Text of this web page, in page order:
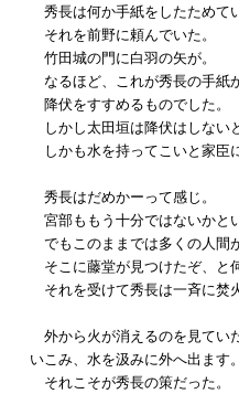
秀長は何か手紙をしたためて
それを前野に頼んでいた。
竹田城の門に白羽の矢が。
なるほど、これが秀長の手紙か
降伏をすすめるものでした。
しかし太田垣は降伏はしないと
しかも水を持ってこいと家臣
秀長はだめかーって感じ。
宮部ももう十分ではないかとい
でもこのままでは多くの人間
そこに藤堂が見つけたぞ、と
それを受けて秀長は一斉に焚
外から火が消えるのを見てい
いこみ、水を汲みに外へ出ます。
それこそが秀長の策だった。